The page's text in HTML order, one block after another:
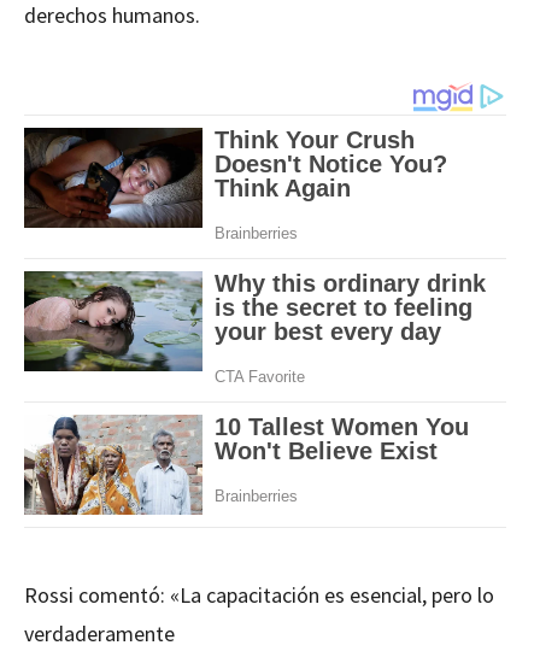
derechos humanos.
Rossi comentó: «La capacitación es esencial, pero lo
verdaderamente